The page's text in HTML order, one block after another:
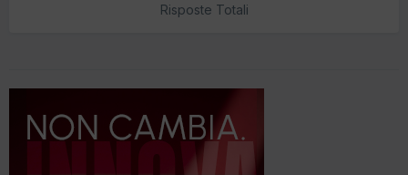
Risposte Totali